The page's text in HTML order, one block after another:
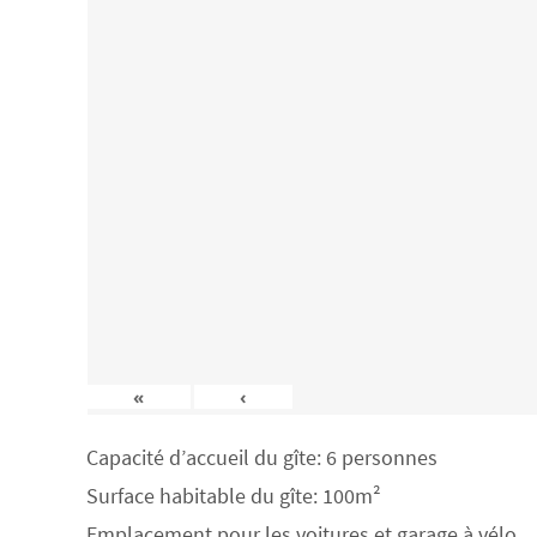
« ‹
Capacité d’accueil du gîte: 6 personnes
Surface habitable du gîte: 100m²